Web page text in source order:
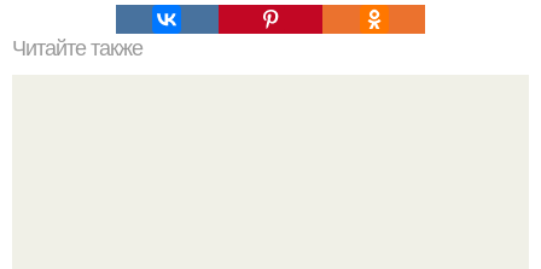
Читайте также